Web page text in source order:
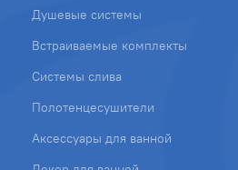
Душевые системы
Встраиваемые комплекты
Системы слива
Полотенцесушители
Аксессуары для ванной